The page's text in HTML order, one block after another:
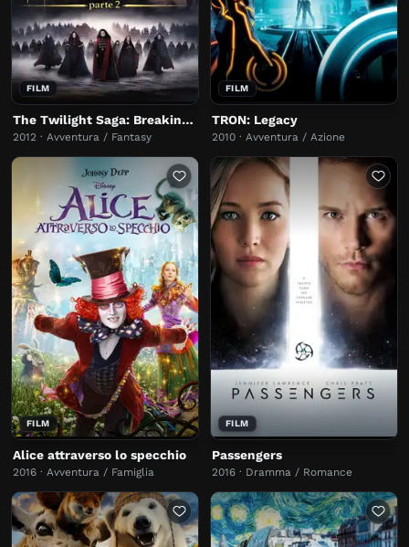
FILM
The Twilight Saga: Breaking Dawn - Parte 2
2012 · Avventura / Fantasy
FILM
TRON: Legacy
2010 · Avventura / Azione
FILM
Alice attraverso lo specchio
2016 · Avventura / Famiglia
FILM
Passengers
2016 · Dramma / Romance